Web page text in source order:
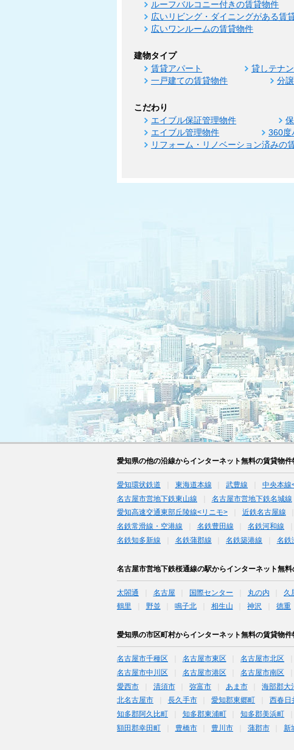
ルーフバルコニー付きの賃貸物件
広いリビング・ダイニングがある賃
広いワンルームの賃貸物件
建物タイプ
賃貸アパート 貸しテナ
一戸建ての賃貸物件
分
こだわり
エイブル保証管理物件
エイブル管理物件
360度
リフォーム・リノベーション済みの
愛知県の他の沿線からインターネット無料の賃貸物件
愛知環状鉄道 東海道本線 武豊線 中央本線
名古屋市営地下鉄東山線
名古屋市営地下鉄名城線
愛知高速交通東部丘陵線<リニモ>
近鉄名古屋線
名鉄常滑線・空港線
名鉄豊田線 名鉄河和線
名鉄知多新線
名鉄蒲郡線 名鉄築港線 名鉄
名古屋市営地下鉄桜通線の駅からインターネット無
太閤通 名古屋 国際センター 丸の内 久
鶴里
野並 鳴子北 相生山 神沢 徳重
愛知県の市区町村からインターネット無料の賃貸物件
名古屋市千種区 名古屋市東区 名古屋市北区
名古屋市中川区
名古屋市港区 名古屋市南区
愛西市
清須市 弥富市 あま市 海部郡大
北名古屋市
長久手市 愛知郡東郷町 西春日
知多郡阿久比町
知多郡東浦町 知多郡美浜町
額田郡幸田町
豊橋市 豊川市 蒲郡市 新